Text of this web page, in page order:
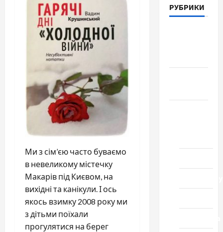
Ми з сім’єю часто буваємо
в невеликому містечку
Макарів під Києвом, на
вихідні та канікули. І ось
якось взимку 2008 року ми
з дітьми поїхали
прогулятися на берег
РУБРИКИ